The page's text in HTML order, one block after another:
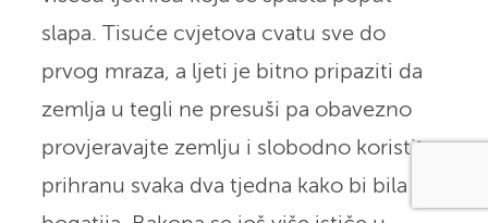
slapa. Tisuće cvjetova cvatu sve do
prvog mraza, a ljeti je bitno pripaziti da
zemlja u tegli ne presuši pa obavezno
provjeravajte zemlju i slobodno koristite
prihranu svaka dva tjedna kako bi bila još